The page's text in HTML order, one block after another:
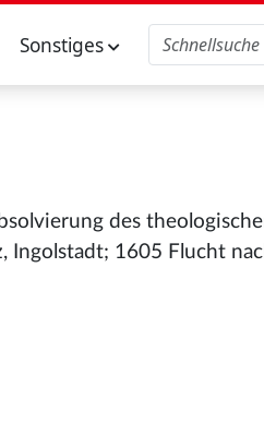
Sonstiges
des
Ingolstadt; 1605 Flucht